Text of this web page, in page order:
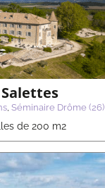
, Séminaire Drôme (26)
de 200 m2
Séminaire Ain (01)